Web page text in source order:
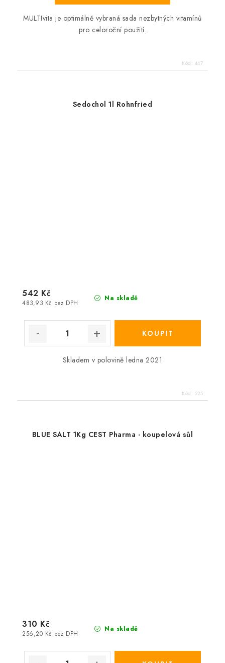
MULTIvita je optimálně vybraná sada nezbytných vitamínů
pro celoroční použití.
Kód: 447
Sedochol 1l Rohnfried
Na skladě
483,93 Kč bez DPH
542 Kč
Skladem v polovině ledna 2021
Kód: 225
BLUE SALT 1Kg CEST Pharma - koupelová sůl
Na skladě
256,20 Kč bez DPH
310 Kč